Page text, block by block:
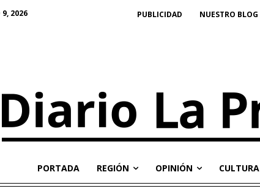
9, 2026 PUBLICIDAD NUESTRO BLOG
PORTADA REGIÓN OPINIÓN CULTURA